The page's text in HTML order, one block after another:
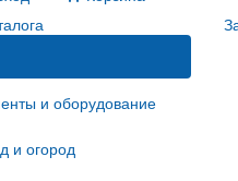
и оборудование
и огород